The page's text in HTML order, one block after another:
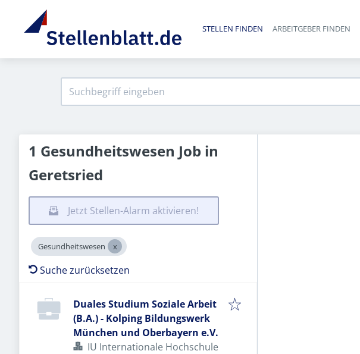
STELLEN FINDEN ARBEITGEBER FINDEN
1 Gesundheitswesen Job in
Geretsried
Jetzt Stellen-Alarm aktivieren!
Gesundheitswesen
Suche zurücksetzen
Duales Studium Soziale Arbeit
(B.A.) - Kolping Bildungswerk
München und Oberbayern e.V.
IU Internationale Hochschule